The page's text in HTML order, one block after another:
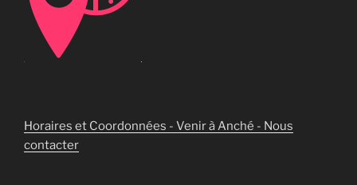
Horaires et Coordonnées - Venir à Anché - Nous
contacter